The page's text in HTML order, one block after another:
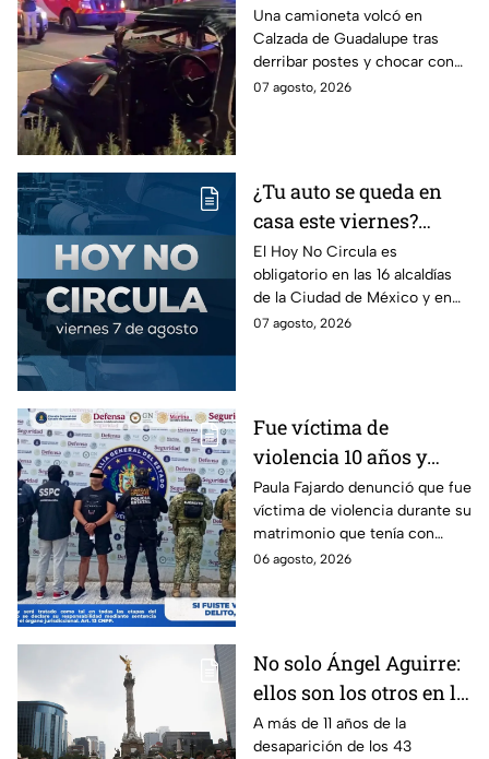
volcadura en Tepeyac
Insurgentes y operativo
en la Juárez, mientras
dormía
Una camioneta volcó en
Calzada de Guadalupe tras
derribar postes y chocar con
un árbol, dejando a tres
07 agosto, 2026
¿Tu auto se queda en
casa este viernes?
Revisa el Hoy No
Circula de este 7 de
agosto
El Hoy No Circula es
obligatorio en las 16 alcaldías
de la Ciudad de México y en
los municipios conurbados del
07 agosto, 2026
Fue víctima de
violencia 10 años y
hasta ahora detienen al
presunto agresor: el
caso de Paula Fajardo
Paula Fajardo denunció que fue
víctima de violencia durante su
matrimonio que tenía con
Jorge Francisco “N”, quien fue
06 agosto, 2026
No solo Ángel Aguirre:
ellos son los otros en la
lupa por el caso
Ayotzinapa
A más de 11 años de la
desaparición de los 43